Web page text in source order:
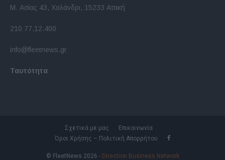
Μ. Ασίας 43, Χαλάνδρι, 15233 Αττική
210 77.12.400
info@fleetnews.gr
Ταυτότητα
Σχετικά με μας
Επικοινωνία
Όροι Χρήσης – Πολιτική Απορρήτου
© FleetNews 2026 - Direction Business Network